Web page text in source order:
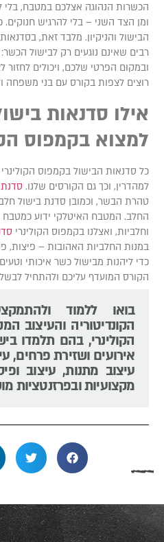
הנהוגה אצלכם במטבח, בלי
הצד השני – בלי להרגיש חנוקים.
והניקיון. מלבד זאת, בסדנאות
שאינם נוגעים רק לבישול הכשר:
הפרטי שלכם, ויכולים לחזור
לצפות בקורס עם בני משפחה
סדנאות בישול
בקמפוס
סדנאות הבישול בקמפוס הקולינרי הן
וכך גם הקורסים שלנו.סדנת
הבשר, וכמובן סדנת בישול חלבי
המטבח האיטלקי ידוע כמטבח
ואצלנו בקמפוס הקולינריסדנת
החלביות האהובות – פיצות, פסטות,
ליהנות מבישול כשר איכותי וטעים,
המועדף עליכם ולהתחיל לבשל!
בואו ללמוד ולהתמקצע
הקונדיטוריה והעיצוב
הקולינרי, בהם תלמדו
אירועים ושזירת פרחים,
עיצוב מתנות, עיצוב
מקצועיות ובפרזנטציות